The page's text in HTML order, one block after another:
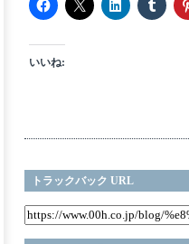
いいね:
トラックバック URL